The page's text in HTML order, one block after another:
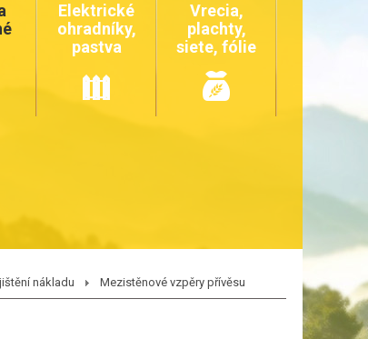
Elektrické
ohradníky,
pastva
Vrecia,
plachty,
siete, fólie
nákladu Mezistěnové vzpěry přívěsu